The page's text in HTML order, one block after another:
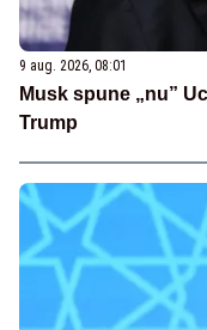
9 aug. 2026, 08:01
Musk spune „nu”
Trump